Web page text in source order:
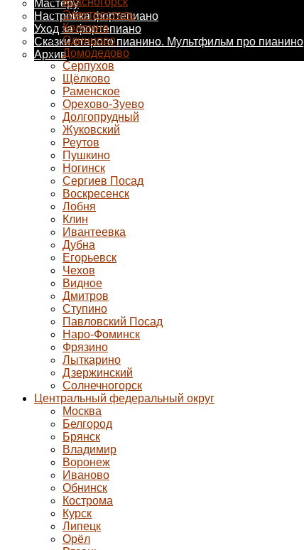
Мастеру
Настройка фортепиано
Уход за фортепиано
Сказки старого пианино. Мультфильм про пианино
Архив
Электросталь
Коломна
Одинцово
Домодедово
Серпухов
Щёлково
Раменское
Орехово-Зуево
Долгопрудный
Жуковский
Реутов
Пушкино
Ногинск
Сергиев Посад
Воскресенск
Лобня
Клин
Ивантеевка
Дубна
Егорьевск
Чехов
Видное
Дмитров
Ступино
Павловский Посад
Наро-Фоминск
Фрязино
Лыткарино
Дзержинский
Солнечногорск
Центральный федеральный округ
Москва
Белгород
Брянск
Владимир
Воронеж
Иваново
Обнинск
Кострома
Курск
Липецк
Орёл